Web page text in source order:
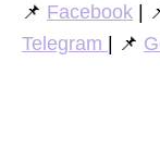
📌 Facebook |
Telegram
| 📌